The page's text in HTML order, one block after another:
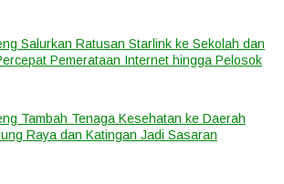
Salurkan Ratusan Starlink ke Sekolah dan
Pemerataan Internet hingga Pelosok
Tambah Tenaga Kesehatan ke Daerah
Raya dan Katingan Jadi Sasaran